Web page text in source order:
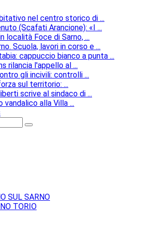
nel centro storico di ...
(Scafati Arancione): «I ...
località Foce di Sarno, ...
Scuola, lavori in corso e ...
cappuccio bianco a punta ...
rilancia l'appello al ...
gli incivili: controlli ...
sul territorio: ...
scrive al sindaco di ...
vandalico alla Villa ...
SUL SARNO
TORIO